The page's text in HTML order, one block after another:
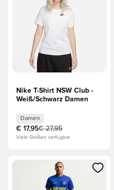
Nike T-Shirt NSW Club -
Weiß/Schwarz Damen
Damen
€ 17,95€ 27,95
Viele Größen verfügbar
Öffnet ein Fenster zum